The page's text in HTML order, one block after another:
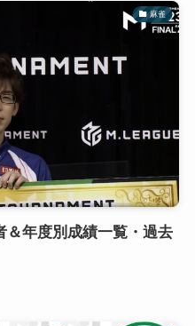
麻雀
＆年度別成績一覧・過去